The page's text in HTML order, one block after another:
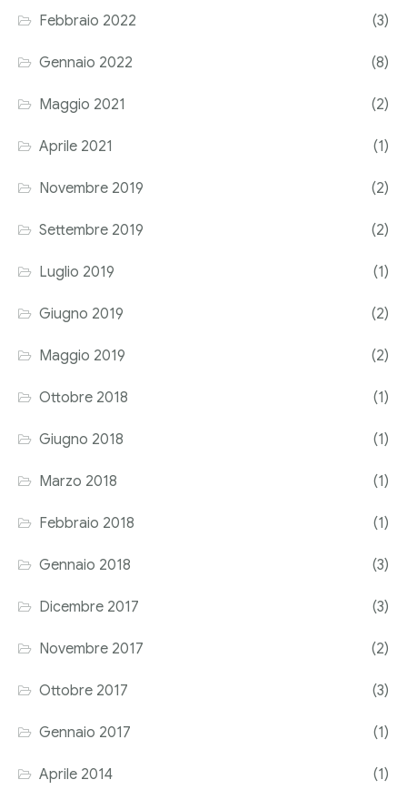
Corriere tributario
Editore Euroconference
Il Giornale del Revisore
Forum Fiscale
Articoli
Febbraio 2022 (3)
Gennaio 2022 (8)
Maggio 2021 (2)
Aprile 2021 (1)
Novembre 2019 (2)
Settembre 2019 (2)
Luglio 2019 (1)
Giugno 2019 (2)
Maggio 2019 (2)
Ottobre 2018 (1)
Giugno 2018 (1)
Marzo 2018 (1)
Febbraio 2018 (1)
Gennaio 2018 (3)
Dicembre 2017 (3)
Novembre 2017 (2)
Ottobre 2017 (3)
Gennaio 2017 (1)
Aprile 2014 (1)